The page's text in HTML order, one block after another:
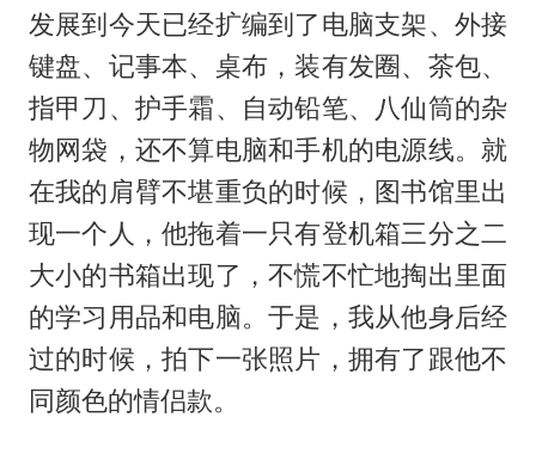
发展到今天已经扩编到了电脑支架、外接
键盘、记事本、桌布，装有发圈、茶包、
指甲刀、护手霜、自动铅笔、八仙筒的杂
物网袋，还不算电脑和手机的电源线。就
在我的肩臂不堪重负的时候，图书馆里出
现一个人，他拖着一只有登机箱三分之二
大小的书箱出现了，不慌不忙地掏出里面
的学习用品和电脑。于是，我从他身后经
过的时候，拍下一张照片，拥有了跟他不
同颜色的情侣款。